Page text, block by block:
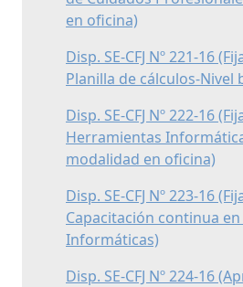
en oficina)
Disp. SE-CFJ Nº 221-16
Planilla de cálculos-Nivel
Disp. SE-CFJ Nº 222-16
Herramientas
modalidad en oficina)
Disp. SE-CFJ Nº 223-16
Capacitación continua
Informáticas)
Disp. SE-CFJ Nº 224-16